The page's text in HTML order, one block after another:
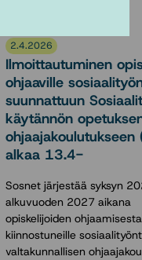
2.4.2026
Ilmoittautuminen
ohjaaville
suunnattuun
käytännön
alkaa 13.4-
Sosnet järjestää syksyn
alkuvuoden 2027 aikana
opiskelijoiden ohjaamisesta
kiinnostuneille
valtakunnallisen